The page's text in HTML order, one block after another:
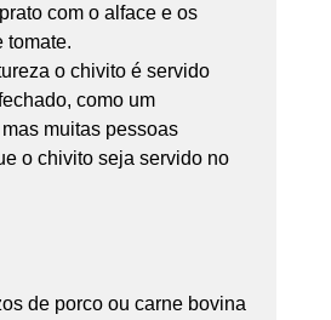
com o alface e os
tomate.
o chivito é servido
como um
muitas pessoas
o chivito seja servido no
de porco ou carne bovina